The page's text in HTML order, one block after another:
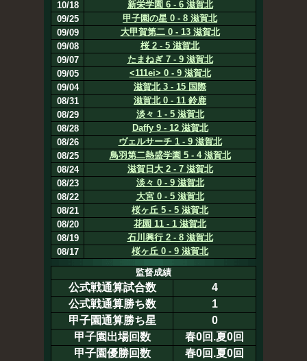
10/18
新栄学園 6 - 6 滋賀北
09/25
甲子園の星 0 - 8 滋賀北
09/09
大甲賀第二 0 - 13 滋賀北
09/08
桜 2 - 5 滋賀北
09/07
たまねぎ 7 - 9 滋賀北
09/05
<111ei> 0 - 9 滋賀北
09/04
滋賀北 3 - 15 国際
08/31
滋賀北 0 - 11 鈴鹿
08/29
淡々 1 - 5 滋賀北
08/28
Daffy 9 - 12 滋賀北
08/26
ヴェルサーチ 1 - 9 滋賀北
08/25
鳥羽第二熱盛学園 5 - 4 滋賀北
08/24
滋賀日大 2 - 7 滋賀北
08/23
淡々 0 - 9 滋賀北
08/22
大宮 0 - 5 滋賀北
08/21
桜ヶ丘 5 - 5 滋賀北
08/20
花園 11 - 1 滋賀北
08/19
石川興行 2 - 8 滋賀北
08/17
桜ヶ丘 0 - 9 滋賀北
監督成績
公式戦通算試合数
4
公式戦通算勝ち数
1
甲子園通算勝ち星
0
甲子園出場回数
春0回.夏0回
甲子園優勝回数
春0回.夏0回